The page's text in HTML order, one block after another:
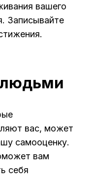
вашего
Записывайте
вас, может
самооценку.
вам
себя